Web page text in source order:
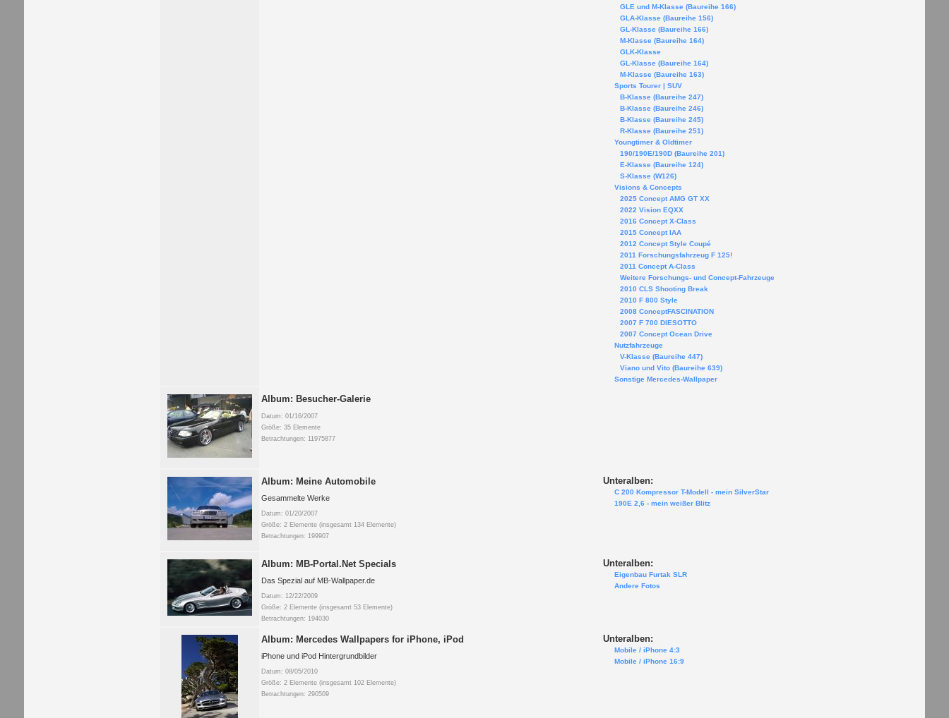
GLE und M-Klasse (Baureihe 166)
GLA-Klasse (Baureihe 156)
GL-Klasse (Baureihe 166)
M-Klasse (Baureihe 164)
GLK-Klasse
GL-Klasse (Baureihe 164)
M-Klasse (Baureihe 163)
Sports Tourer | SUV
B-Klasse (Baureihe 247)
B-Klasse (Baureihe 246)
B-Klasse (Baureihe 245)
R-Klasse (Baureihe 251)
Youngtimer & Oldtimer
190/190E/190D (Baureihe 201)
E-Klasse (Baureihe 124)
S-Klasse (W126)
Visions & Concepts
2025 Concept AMG GT XX
2022 Vision EQXX
2016 Concept X-Class
2015 Concept IAA
2012 Concept Style Coupé
2011 Forschungsfahrzeug F 125!
2011 Concept A-Class
Weitere Forschungs- und Concept-Fahrzeuge
2010 CLS Shooting Break
2010 F 800 Style
2008 ConceptFASCINATION
2007 F 700 DIESOTTO
2007 Concept Ocean Drive
Nutzfahrzeuge
V-Klasse (Baureihe 447)
Viano und Vito (Baureihe 639)
Sonstige Mercedes-Wallpaper
Album: Besucher-Galerie
Datum: 01/16/2007
Größe: 35 Elemente
Betrachtungen: 11975877
Album: Meine Automobile
Gesammelte Werke
Datum: 01/20/2007
Größe: 2 Elemente (insgesamt 134 Elemente)
Betrachtungen: 199907
Unteralben:
C 200 Kompressor T-Modell - mein SilverStar
190E 2,6 - mein weißer Blitz
Album: MB-Portal.Net Specials
Das Spezial auf MB-Wallpaper.de
Datum: 12/22/2009
Größe: 2 Elemente (insgesamt 53 Elemente)
Betrachtungen: 194030
Unteralben:
Eigenbau Furtak SLR
Andere Fotos
Album: Mercedes Wallpapers for iPhone, iPod
iPhone und iPod Hintergrundbilder
Datum: 08/05/2010
Größe: 2 Elemente (insgesamt 102 Elemente)
Betrachtungen: 290509
Unteralben:
Mobile / iPhone 4:3
Mobile / iPhone 16:9